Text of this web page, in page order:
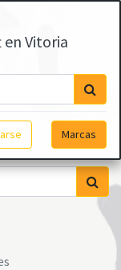
en Vitoria
Marcas